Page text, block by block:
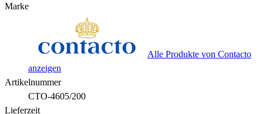
Marke
Alle Produkte von Contacto
anzeigen
Artikelnummer
CTO-4605/200
Lieferzeit